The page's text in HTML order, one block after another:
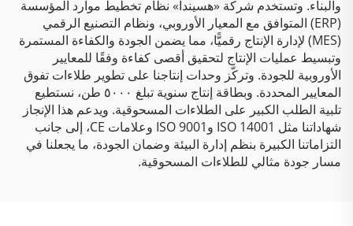
والبناء. وتستخدم شركة «هسيندا» نظام تخطيط موارد المؤسسة
(ERP) المتوافق مع المعيار الأوروبي، ونظام التصنيع الرقمي
(MES) لإدارة الإنتاج رقميًّا، مما يضمن الجودة والكفاءة المستمرة
وتبسيط عمليات الإنتاج لتحقيق أقصى كفاءة وفقًا للمعايير
الأوروبية للجودة. وتركّز وحدات إنتاجنا على تطوير طلاءات تفوق
المعايير المحددة. وبطاقة إنتاج سنوية تبلغ ٥٠٠٠ طن، نستطيع
تلبية الطلب الكبير على الطلاءات المسحوقية. ويدعم هذا الإنجاز
شهاداتنا مثل ISO 14001 وISO 9001 وعلامات CE، إلى جانب
التزاماتنا الكبيرة بنظم إدارة البيئة وضمان الجودة، ما يجعلنا في
مسار جودة مثالي للطلاءات المسحوقية.